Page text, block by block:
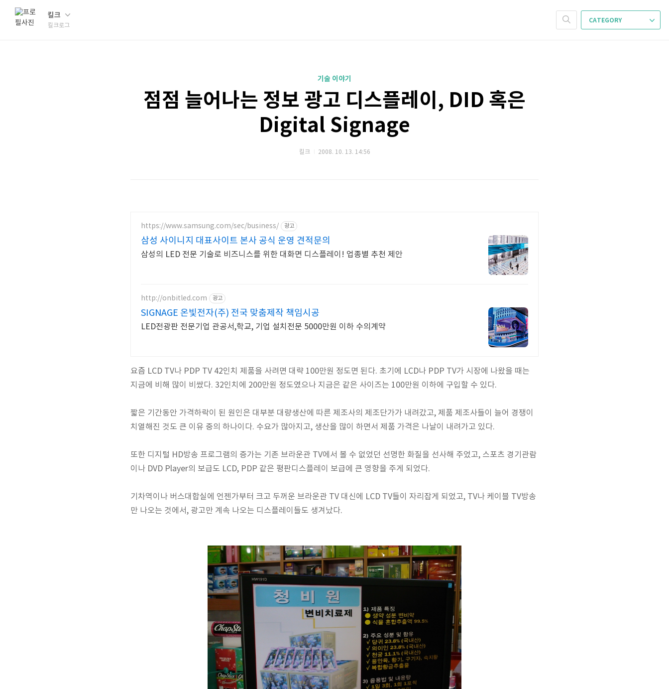
킬크
킬크로그
CATEGORY
기술 이야기
점점 늘어나는 정보 광고 디스플레이, DID 혹은
Digital Signage
킬크 2008. 10. 13. 14:56
https://www.samsung.com/sec/business/ 광고
삼성 사이니지 대표사이트 본사 공식 운영 견적문의
삼성의 LED 전문 기술로 비즈니스를 위한 대화면 디스플레이! 업종별 추천 제안
http://onbitled.com 광고
SIGNAGE 온빛전자(주) 전국 맞춤제작 책임시공
LED전광판 전문기업 관공서,학교, 기업 설치전문 5000만원 이하 수의계약
요즘 LCD TV나 PDP TV 42인치 제품을 사려면 대략 100만원 정도면 된다. 초기에 LCD나 PDP TV가 시장에 나왔을 때는
지금에 비해 많이 비쌌다. 32인치에 200만원 정도였으나 지금은 같은 사이즈는 100만원 이하에 구입할 수 있다.
짧은 기간동안 가격하락이 된 원인은 대부분 대량생산에 따른 제조사의 제조단가가 내려갔고, 제품 제조사들이 늘어 경쟁이
치열해진 것도 큰 이유 중의 하나이다. 수요가 많아지고, 생산을 많이 하면서 제품 가격은 나날이 내려가고 있다.
또한 디지털 HD방송 프로그램의 증가는 기존 브라운관 TV에서 볼 수 없었던 선명한 화질을 선사해 주었고, 스포츠 경기관람
이나 DVD Player의 보급도 LCD, PDP 같은 평판디스플레이 보급에 큰 영향을 주게 되었다.
기차역이나 버스대합실에 언젠가부터 크고 두꺼운 브라운관 TV 대신에 LCD TV들이 자리잡게 되었고, TV나 케이블 TV방송
만 나오는 것에서, 광고만 계속 나오는 디스플레이들도 생겨났다.